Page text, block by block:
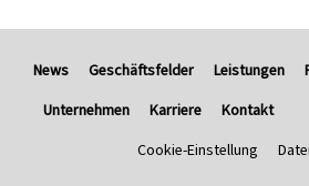
News Geschäftsfelder Leistungen
Unternehmen
Karriere
Kontakt
Cookie-Einstellung